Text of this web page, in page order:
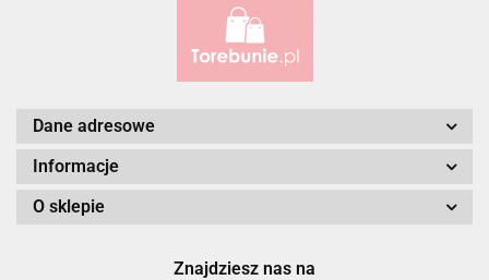
Alessandro Paoli
Dane adresowe
Informacje
O sklepie
Znajdziesz nas na